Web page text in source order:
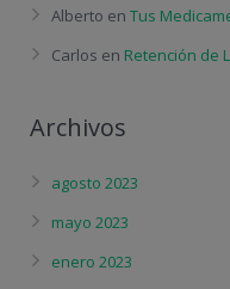
Alberto en Tus
Carlos en Retención de
Archivos
agosto 2023
mayo 2023
enero 2023